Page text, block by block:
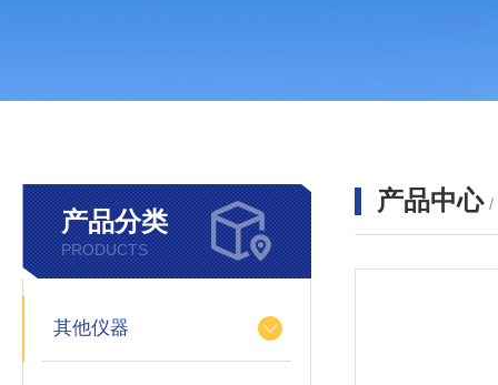
产品分类
PRODUCTS
其他仪器
产品中心 /